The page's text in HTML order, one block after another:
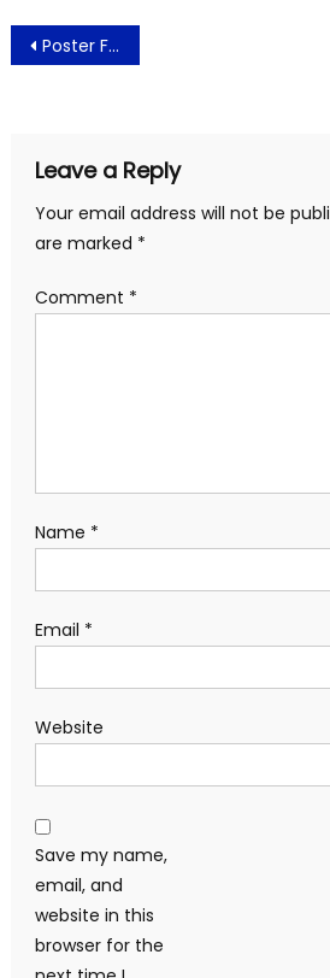
Post
navigation
Poster Film Quarantine Tales Siap Tayang Hanya di Bioskop Online
Leave a Reply
Your email address will not be
are marked *
Comment *
Name *
Email *
Website
Save my name,
email, and
website in this
browser for the